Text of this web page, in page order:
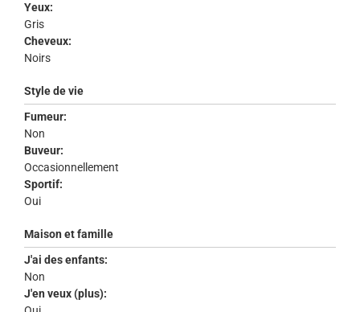
Yeux:
Gris
Cheveux:
Noirs
Style de vie
Fumeur:
Non
Buveur:
Occasionnellement
Sportif:
Oui
Maison et famille
J'ai des enfants:
Non
J'en veux (plus):